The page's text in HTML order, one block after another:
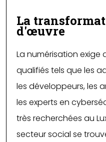
La
d'œuvre
La numérisation exige
qualifiés tels que les
les développeurs, les
les experts en
très recherchées au
secteur social se